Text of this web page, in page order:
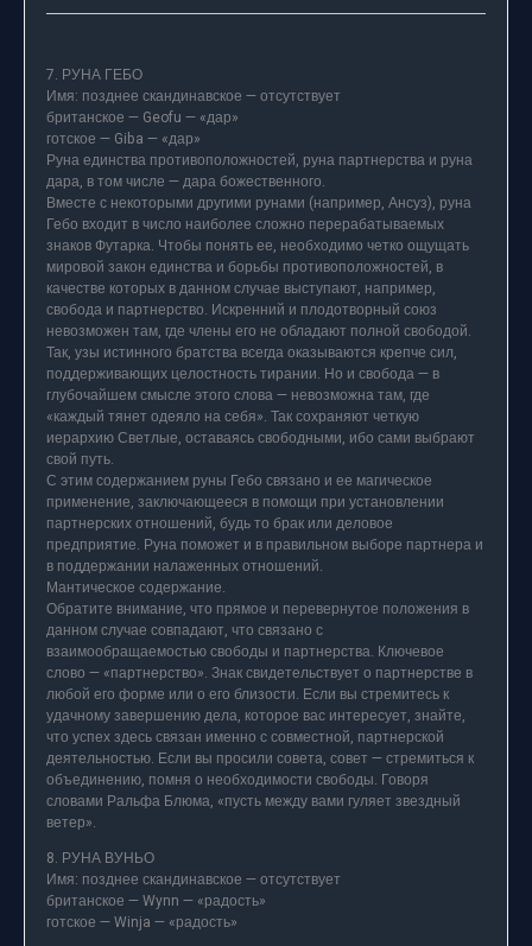
7. РУНА ГЕБО
Имя: позднее скандинавское — отсутствует
британское — Geofu — «дар»
готское — Giba — «дар»
Руна единства противоположностей, руна партнерства и руна
дара, в том числе — дара божественного.
Вместе с некоторыми другими рунами (например, Ансуз), руна
Гебо входит в число наиболее сложно перерабатываемых
знаков Футарка. Чтобы понять ее, необходимо четко ощущать
мировой закон единства и борьбы противоположностей, в
качестве которых в данном случае выступают, например,
свобода и партнерство. Искренний и плодотворный союз
невозможен там, где члены его не обладают полной свободой.
Так, узы истинного братства всегда оказываются крепче сил,
поддерживающих целостность тирании. Но и свобода — в
глубочайшем смысле этого слова — невозможна там, где
«каждый тянет одеяло на себя». Так сохраняют четкую
иерархию Светлые, оставаясь свободными, ибо сами выбрают
свой путь.
С этим содержанием руны Гебо связано и ее магическое
применение, заключающееся в помощи при установлении
партнерских отношений, будь то брак или деловое
предприятие. Руна поможет и в правильном выборе партнера и
в поддержании налаженных отношений.
Мантическое содержание.
Обратите внимание, что прямое и перевернутое положения в
данном случае совпадают, что связано с
взаимообращаемостью свободы и партнерства. Ключевое
слово — «партнерство». Знак свидетельствует о партнерстве в
любой его форме или о его близости. Если вы стремитесь к
удачному завершению дела, которое вас интересует, знайте,
что успех здесь связан именно с совместной, партнерской
деятельностью. Если вы просили совета, совет — стремиться к
объединению, помня о необходимости свободы. Говоря
словами Ральфа Блюма, «пусть между вами гуляет звездный
ветер».
8. РУНА ВУНЬО
Имя: позднее скандинавское — отсутствует
британское — Wynn — «радость»
готское — Winja — «радость»